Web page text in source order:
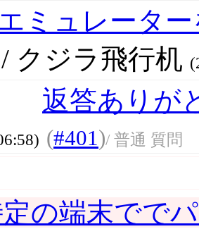
ミュレータ
/ クジラ飛行机
返答ありが
(#401)/ 普通 質問
の端末でで